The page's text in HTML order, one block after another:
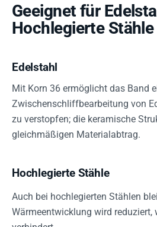
Geeignet für
Hochlegierte Stähle
Edelstahl
Mit Korn 36 ermöglicht das Band
Zwischenschliffbearbeitung von
zu verstopfen; die keramische
gleichmäßigen Materialabtrag.
Hochlegierte Stähle
Auch bei hochlegierten Stählen
Wärmeentwicklung wird reduziert,